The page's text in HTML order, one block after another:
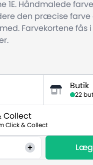
1E. Håndmalede
den præcise farve
Farvekortene fås i
Butik
22
Collect
Click & Collect